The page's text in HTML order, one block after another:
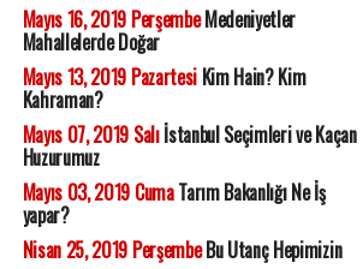
Mayıs 16, 2019 PerşembeMedeniyetler
Mahallelerde Doğar
Mayıs 13, 2019 PazartesiKim Hain? Kim
Kahraman?
Mayıs 07, 2019 Salıİstanbul Seçimleri ve Kaçan
Huzurumuz
Mayıs 03, 2019 CumaTarım Bakanlığı Ne İş
yapar?
Nisan 25, 2019 PerşembeBu Utanç Hepimizin